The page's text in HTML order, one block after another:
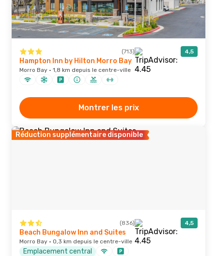
(713) 4,5
Hampton Inn by Hilton Morro Bay
Morro Bay · 1,8 km depuis le centre-ville
Montrer les prix
Réduction supplémentaire disponible
(836) 4,5
Beach Bungalow Inn and Suites
Morro Bay · 0,3 km depuis le centre-ville
Emplacement central